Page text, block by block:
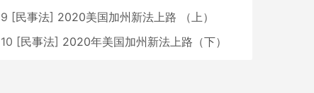
9 [民事法] 2020美国加州新法上路 （上）
10 [民事法] 2020年美国加州新法上路（下）